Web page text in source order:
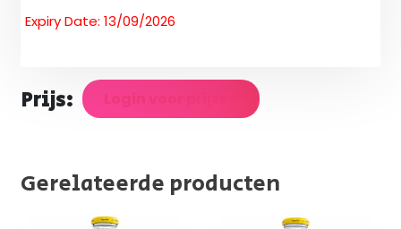
Expiry Date: 13/09/2026
Prijs: Login voor prijzen
Gerelateerde producten